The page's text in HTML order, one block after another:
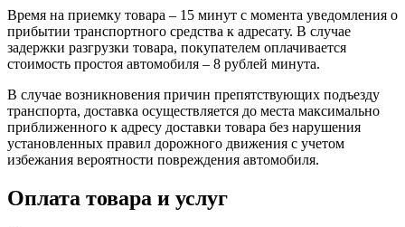
Время на приемку товара – 15 минут с момента уведомления о
прибытии транспортного средства к адресату. В случае
задержки разгрузки товара, покупателем оплачивается
стоимость простоя автомобиля – 8 рублей минута.
В случае возникновения причин препятствующих подъезду
транспорта, доставка осуществляется до места максимально
приближенного к адресу доставки товара без нарушения
установленных правил дорожного движения с учетом
избежания вероятности повреждения автомобиля.
Оплата товара и услуг